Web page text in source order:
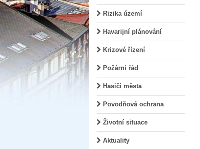
Rizika území
Havarijní plánování
Krizové řízení
Požární řád
Hasiči města
Povodňová ochrana
Životní situace
Aktuality